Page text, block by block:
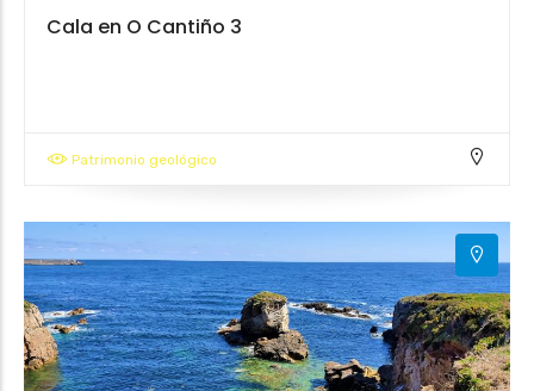
Cala en O Cantiño 3
Patrimonio geológico